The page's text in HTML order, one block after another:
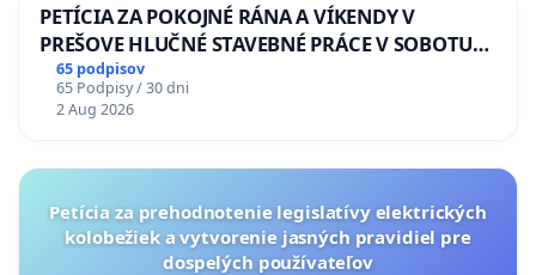
PETÍCIA ZA POKOJNÉ RÁNA A VÍKENDY V
PREŠOVE HLUČNÉ STAVEBNÉ PRÁCE V SOBOTU
LEN OD 9.00 DO 13.00 HOD., CEZ PRACOVNÝ
TÝŽDEŇ CIEĽ 8.00 – 18.00 HOD. A PRAVIDELNÁ
KONTROLA STAVBY C-AREA NA
65 podpisov
65 Podpisy / 30 dni
2 Aug 2026
Petícia za prehodnotenie legislatívy elektrických
kolobežiek a vytvorenie jasných pravidiel pre
dospelých používateľov